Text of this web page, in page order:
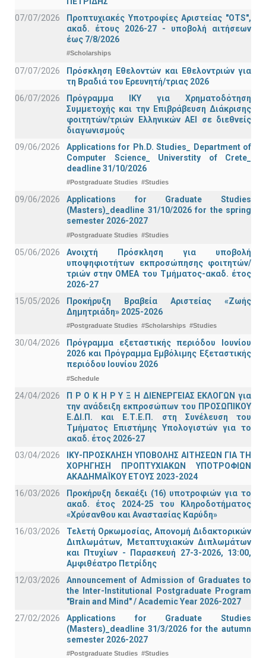
07/07/2026
Προπτυχιακές Υποτροφίες Αριστείας "OTS",
ακαδ. έτους 2026-27 - υποβολή αιτήσεων
έως 7/8/2026
#Scholarships
07/07/2026
Πρόσκληση Εθελοντών και Εθελοντριών για
τη Βραδιά του Ερευνητή/τριας 2026
06/07/2026
Πρόγραμμα ΙΚΥ για Χρηματοδότηση
Συμμετοχής και την Επιβράβευση Διάκρισης
φοιτητών/τριών Ελληνικών ΑΕΙ σε διεθνείς
διαγωνισμούς
09/06/2026
Applications for Ph.D. Studies_ Department of
Computer Science_ Universtity of Crete_
deadline 31/10/2026
#Postgraduate Studies #Studies
09/06/2026
Applications for Graduate Studies
(Masters)_deadline 31/10/2026 for the spring
semester 2026-2027
#Postgraduate Studies #Studies
05/06/2026
Ανοιχτή Πρόσκληση για υποβολή
υποψηφιοτήτων εκπροσώπησης φοιτητών/
τριών στην ΟΜΕΑ του Τμήματος-ακαδ. έτος
2026-27
15/05/2026
Προκήρυξη Βραβεία Αριστείας «Ζωής
Δημητριάδη» 2025-2026
#Postgraduate Studies #Scholarships #Studies
30/04/2026
Πρόγραμμα εξεταστικής περιόδου Ιουνίου
2026 και Πρόγραμμα Εμβόλιμης Εξεταστικής
περιόδου Ιουνίου 2026
#Schedule
24/04/2026
Π Ρ Ο Κ Η Ρ Υ Ξ Η ΔΙΕΝΕΡΓΕΙΑΣ ΕΚΛΟΓΩΝ για
την ανάδειξη εκπροσώπων του ΠΡΟΣΩΠΙΚΟΥ
Ε.ΔΙ.Π. και Ε.Τ.Ε.Π. στη Συνέλευση του
Τμήματος Επιστήμης Υπολογιστών για το
ακαδ. έτος 2026-27
03/04/2026
ΙΚΥ-ΠΡΟΣΚΛΗΣΗ ΥΠΟΒΟΛΗΣ ΑΙΤΗΣΕΩΝ ΓΙΑ ΤΗ
ΧΟΡΗΓΗΣΗ ΠΡΟΠΤΥΧΙΑΚΩΝ ΥΠΟΤΡΟΦΙΩΝ
ΑΚΑΔΗΜΑΪΚΟΥ ΕΤΟΥΣ 2023-2024
16/03/2026
Προκήρυξη δεκαέξι (16) υποτροφιών για το
ακαδ. έτος 2024-25 του Κληροδοτήματος
«Χρύσανθου και Αναστασίας Καρύδη»
16/03/2026
Τελετή Ορκωμοσίας, Απονομή Διδακτορικών
Διπλωμάτων, Μεταπτυχιακών Διπλωμάτων
και Πτυχίων - Παρασκευή 27-3-2026, 13:00,
Αμφιθέατρο Πετρίδης
12/03/2026
Announcement of Admission of Graduates to
the Inter-Institutional Postgraduate Program
"Brain and Mind" / Academic Year 2026-2027
27/02/2026
Applications for Graduate Studies
(Masters)_deadline 31/3/2026 for the autumn
semester 2026-2027
#Postgraduate Studies #Studies